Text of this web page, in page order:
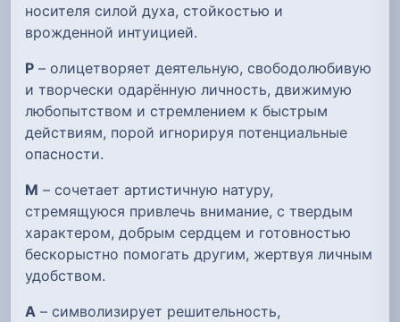
носителя силой духа, стойкостью и
врожденной интуицией.
Р – олицетворяет деятельную, свободолюбивую
и творчески одарённую личность, движимую
любопытством и стремлением к быстрым
действиям, порой игнорируя потенциальные
опасности.
М – сочетает артистичную натуру,
стремящуюся привлечь внимание, с твердым
характером, добрым сердцем и готовностью
бескорыстно помогать другим, жертвуя личным
удобством.
А – символизирует решительность,